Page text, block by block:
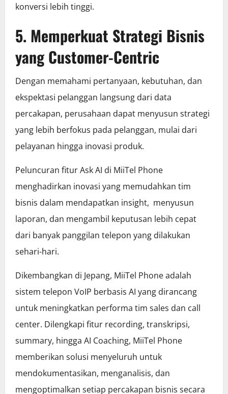
konversi lebih tinggi.
5. Memperkuat Strategi Bisnis
yang Customer-Centric
Dengan memahami pertanyaan, kebutuhan, dan
ekspektasi pelanggan langsung dari data
percakapan, perusahaan dapat menyusun strategi
yang lebih berfokus pada pelanggan, mulai dari
pelayanan hingga inovasi produk.
Peluncuran fitur Ask AI di MiiTel Phone
menghadirkan inovasi yang memudahkan tim
bisnis dalam mendapatkan insight, menyusun
laporan, dan mengambil keputusan lebih cepat
dari banyak panggilan telepon yang dilakukan
sehari-hari.
Dikembangkan di Jepang, MiiTel Phone adalah
sistem telepon VoIP berbasis AI yang dirancang
untuk meningkatkan performa tim sales dan call
center. Dilengkapi fitur recording, transkripsi,
summary, hingga AI Coaching, MiiTel Phone
memberikan solusi menyeluruh untuk
mendokumentasikan, menganalisis, dan
mengoptimalkan setiap percakapan bisnis secara